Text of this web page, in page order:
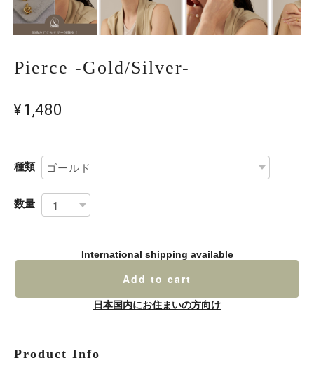
Pierce -Gold/Silver-
¥1,480
種類
数量
International shipping available
Add to cart
日本国内にお住まいの方向け
Product Info